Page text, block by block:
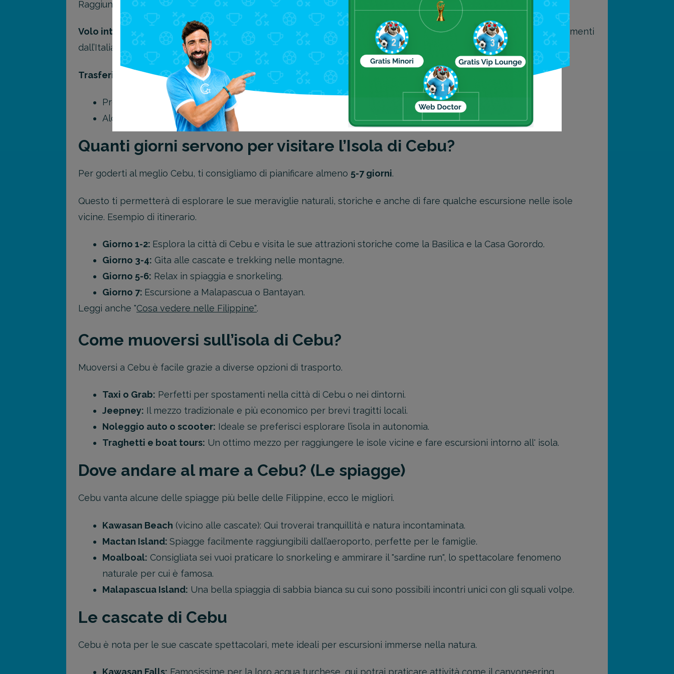
Raggiungere Cebu dall’Italia è semplice, anche se richiede almeno uno scalo.
Volo internazionale: Prenota un volo per l’Aeroporto Internazionale Mactan-Cebu. Sono disponibili diversi collegamenti
dall’Italia tramite hub come Singapore, Doha o Hong Kong.
Trasferimento dall’aeroporto:
Prendi un taxi o un servizio di ride-hailing come Grab per raggiungere la città di Cebu.
Alcuni resort offrono trasferimenti diretti, ideali se vuoi evitare stress.
Quanti giorni servono per visitare l’Isola di Cebu?
Per goderti al meglio Cebu, ti consigliamo di pianificare almeno 5-7 giorni.
Questo ti permetterà di esplorare le sue meraviglie naturali, storiche e anche di fare qualche escursione nelle isole
vicine. Esempio di itinerario.
Giorno 1-2: Esplora la città di Cebu e visita le sue attrazioni storiche come la Basilica e la Casa Gorordo.
Giorno 3-4: Gita alle cascate e trekking nelle montagne.
Giorno 5-6: Relax in spiaggia e snorkeling.
Giorno 7: Escursione a Malapascua o Bantayan.
Leggi anche "Cosa vedere nelle Filippine".
Come muoversi sull’isola di Cebu?
Muoversi a Cebu è facile grazie a diverse opzioni di trasporto.
Taxi o Grab: Perfetti per spostamenti nella città di Cebu o nei dintorni.
Jeepney: Il mezzo tradizionale e più economico per brevi tragitti locali.
Noleggio auto o scooter: Ideale se preferisci esplorare l’isola in autonomia.
Traghetti e boat tours: Un ottimo mezzo per raggiungere le isole vicine e fare escursioni intorno all' isola.
Dove andare al mare a Cebu? (Le spiagge)
Cebu vanta alcune delle spiagge più belle delle Filippine, ecco le migliori.
Kawasan Beach (vicino alle cascate): Qui troverai tranquillità e natura incontaminata.
Mactan Island: Spiagge facilmente raggiungibili dall’aeroporto, perfette per le famiglie.
Moalboal: Consigliata sei vuoi praticare lo snorkeling e ammirare il "sardine run", lo spettacolare fenomeno
naturale per cui è famosa.
Malapascua Island: Una bella spiaggia di sabbia bianca su cui sono possibili incontri unici con gli squali volpe.
Le cascate di Cebu
Cebu è nota per le sue cascate spettacolari, mete ideali per escursioni immerse nella natura.
Kawasan Falls: Famosissime per la loro acqua turchese, qui potrai praticare attività come il canyoneering.